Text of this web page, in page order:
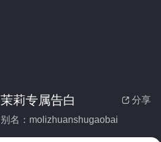
 分享
茉莉专属告白
别名：molizhuanshugaobai